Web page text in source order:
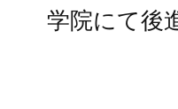
学院にて後